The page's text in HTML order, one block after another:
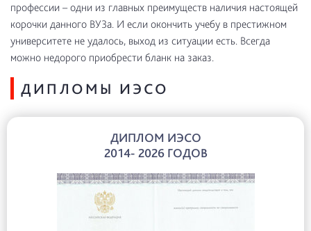
профессии – одни из главных преимуществ наличия настоящей
корочки данного ВУЗа. И если окончить учебу в престижном
университете не удалось, выход из ситуации есть. Всегда
можно недорого приобрести бланк на заказ.
ДИПЛОМЫ ИЭСО
ДИПЛОМ ИЭСО
2014- 2026 ГОДОВ